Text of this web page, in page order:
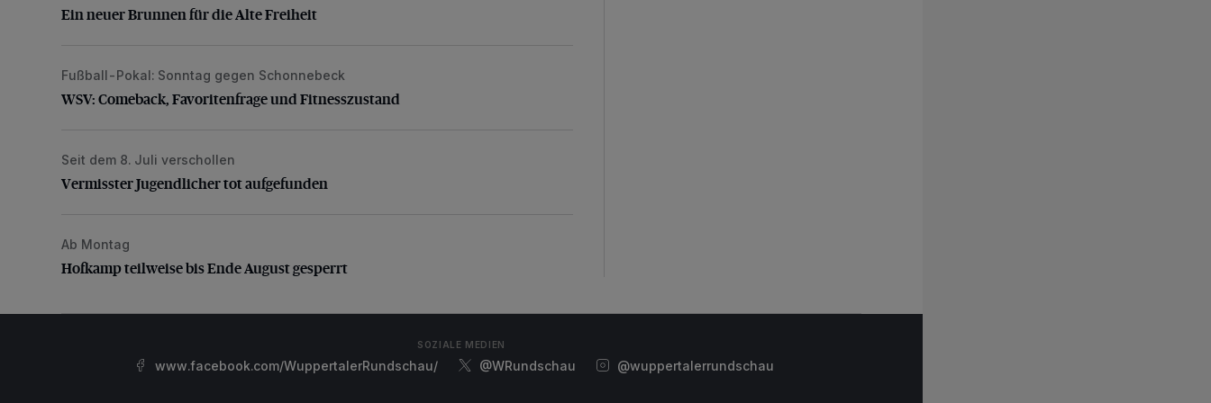
Ein neuer Brunnen für die Alte Freiheit
WSV: Comeback, Favoritenfrage und Fitnesszustand
Fußball-Pokal: Sonntag gegen Schonnebeck
WSV: Comeback, Favoritenfrage und Fitnesszustand
Vermisster Jugendlicher tot aufgefunden
Seit dem 8. Juli verschollen
Vermisster Jugendlicher tot aufgefunden
Hofkamp teilweise bis Ende August gesperrt
Ab Montag
Hofkamp teilweise bis Ende August gesperrt
SOZIALE MEDIEN
www.facebook.com/WuppertalerRundschau/ @WRundschau @wuppertalerrundschau